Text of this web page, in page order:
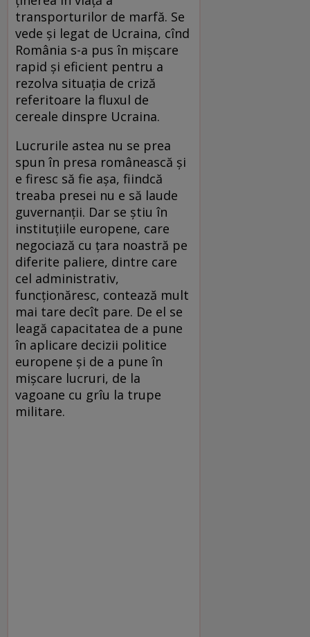
transporturilor de marfă. Se
vede și legat de Ucraina, cînd
România s-a pus în mișcare
rapid și eficient pentru a
rezolva situația de criză
referitoare la fluxul de
cereale dinspre Ucraina.
Lucrurile astea nu se prea
spun în presa românească și
e firesc să fie așa, fiindcă
treaba presei nu e să laude
guvernanții. Dar se știu în
instituțiile europene, care
negociază cu țara noastră pe
diferite paliere, dintre care
cel administrativ,
funcționăresc, contează mult
mai tare decît pare. De el se
leagă capacitatea de a pune
în aplicare decizii politice
europene și de a pune în
mișcare lucruri, de la
vagoane cu grîu la trupe
militare.